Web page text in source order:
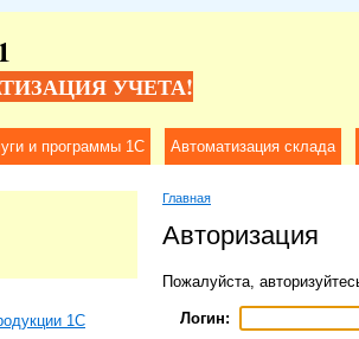
УЧЕТА!
и программы 1C Автоматизация склада
1С
Главная
Авторизация
Пожалуйста,
Логин: